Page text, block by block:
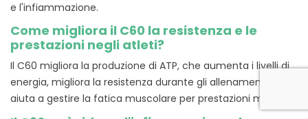
e l'infiammazione.
Come migliora il C60 la resistenza e le
prestazioni negli atleti?
Il C60 migliora la produzione di ATP, che aumenta i livelli di
energia, migliora la resistenza durante gli allenamenti e
aiuta a gestire la fatica muscolare per prestazioni migliori.